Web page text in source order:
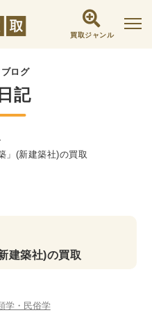
買取ジャンル
洋哲学
語学 論理学
ログ
記
」(新建築社)の買取
建築社)の買取
学・民俗学